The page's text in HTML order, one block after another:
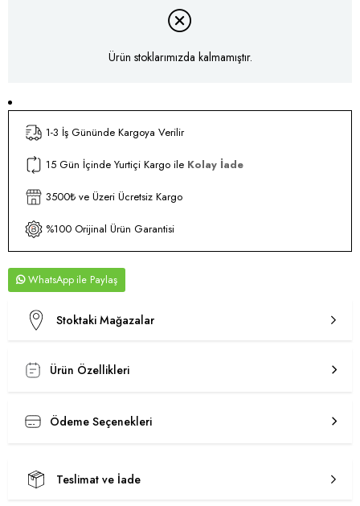
Ürün stoklarımızda kalmamıştır.
1-3 İş Gününde Kargoya Verilir
15 Gün İçinde Yurtiçi Kargo ile Kolay İade
3500₺ ve Üzeri Ücretsiz Kargo
%100 Orijinal Ürün Garantisi
WhatsApp
Stoktaki Mağazalar
Ürün Özellikleri
Ödeme Seçenekleri
Teslimat ve İade